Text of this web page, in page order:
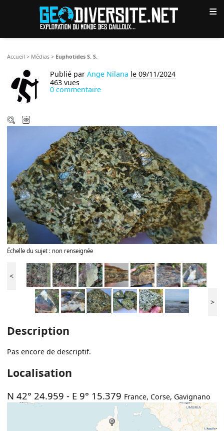
≡
Accueil > Médias > Euphotides S. S.
Publié parAnge Nilana le 09/11/2024
463 vues
0 commentaire
Échelle du sujet : non renseignée
<
>
Description
Pas encore de descriptif.
Localisation
N 42° 24.959 - E 9° 15.379 France, Corse, Gavignano